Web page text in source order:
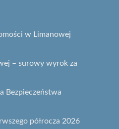
w Limanowej
– surowy wyrok za
Bezpieczeństwa
półrocza 2026